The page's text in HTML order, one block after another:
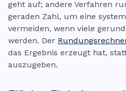
geht auf; andere Verfahren
geraden Zahl, um eine
vermeiden, wenn viele
werden. Der
das Ergebnis erzeugt hat,
auszugeben.